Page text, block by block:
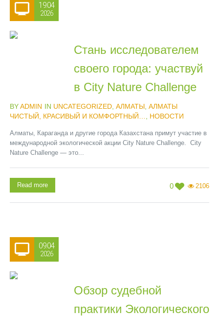
19.04
2026
Стань исследователем
своего города: участвуй
в City Nature Challenge
BYADMIN IN UNCATEGORIZED АЛМАТЫ АЛМАТЫ
ЧИСТЫЙ, КРАСИВЫЙ И КОМФОРТНЫЙ…
НОВОСТИ
Алматы, Караганда и другие города Казахстана примут участие в
международной экологической акции City Nature Challenge. City
Nature Challenge — это...
0 2106
Read more
09.04
2026
Обзор судебной
практики Экологического